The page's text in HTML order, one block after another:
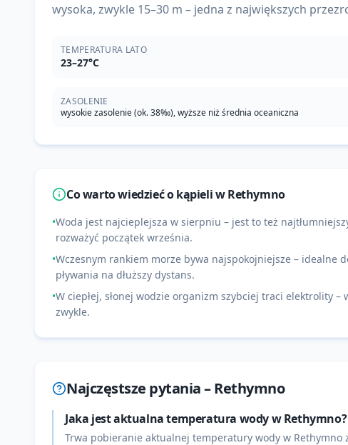
wysoka, zwykle 15–30 m – jedna z największych
TEMPERATURA LATO
23–27°C
ZASOLENIE
wysokie zasolenie (ok. 38‰), wyższe niż średnia oceaniczna
Co warto wiedzieć o kąpieli wRethymno
•Woda jest najcieplejsza w sierpniu – jest to też
rozważyć początek września.
•Wczesnym rankiem morze bywa najspokojniejsze – idealne
pływania na dłuższy dystans.
•W ciepłej, słonej wodzie organizm szybciej traci elektrolity –
zwykle.
Najczęstsze pytania –Rethymno
Jaka jest aktualna temperatura wody w Rethymno?
Trwa pobieranie aktualnej temperatury wody w